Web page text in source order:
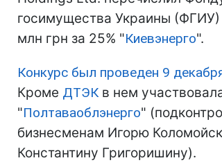
госимущества Украины
млн грн за 25% "Киевэнерго".
Конкурс был проведен 9
Кроме ДТЭКв нем
"Полтаваоблэнерго"
бизнесменам Игорю
Константину Григоришину).